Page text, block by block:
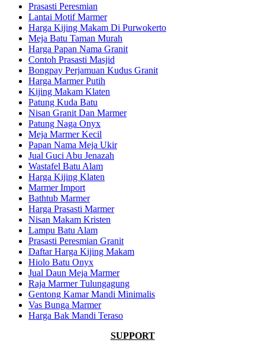
Prasasti Peresmian
Lantai Motif Marmer
Harga Kijing Makam Di Purwokerto
Meja Batu Taman Murah
Harga Papan Nama Granit
Contoh Prasasti Masjid
Bongpay Perjamuan Kudus Granit
Harga Marmer Putih
Kijing Makam Klaten
Patung Kuda Batu
Nisan Granit Dan Marmer
Patung Naga Onyx
Meja Marmer Kecil
Papan Nama Meja Ukir
Jual Guci Abu Jenazah
Wastafel Batu Alam
Harga Kijing Klaten
Marmer Import
Bathtub Marmer
Harga Prasasti Marmer
Nisan Makam Kristen
Lampu Batu Alam
Prasasti Peresmian Granit
Daftar Harga Kijing Makam
Hiolo Batu Onyx
Jual Daun Meja Marmer
Raja Marmer Tulungagung
Gentong Kamar Mandi Minimalis
Vas Bunga Marmer
Harga Bak Mandi Teraso
SUPPORT